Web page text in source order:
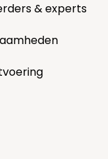
& experts